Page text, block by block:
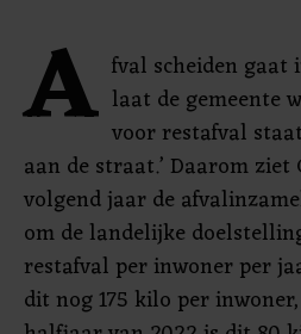
A fval scheiden gaat
laat de gemeente
voor restafval
aan de straat.’ Daarom ziet
volgend jaar de
om de landelijke
restafval per inwoner per
dit nog 175 kilo per